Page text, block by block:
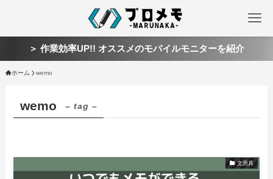
＞ 作業効率UP!! オススメのモバイルモニターを紹介
ホーム wemo
wemo – tag –
文房具